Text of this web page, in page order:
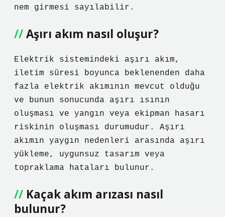
nem girmesi sayılabilir.
Aşırı akım nasıl oluşur?
Elektrik sistemindeki aşırı akım,
iletim süresi boyunca beklenenden daha
fazla elektrik akımının mevcut olduğu
ve bunun sonucunda aşırı ısının
oluşması ve yangın veya ekipman hasarı
riskinin oluşması durumudur. Aşırı
akımın yaygın nedenleri arasında aşırı
yükleme, uygunsuz tasarım veya
topraklama hataları bulunur.
Kaçak akım arızası nasıl
bulunur?